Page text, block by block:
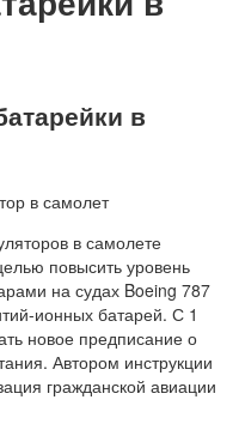
в
в самолет
в самолете
повысить уровень
на судах Boeing 787
ионных батарей. С 1
новое предписание о
Автором инструкции
гражданской авиации